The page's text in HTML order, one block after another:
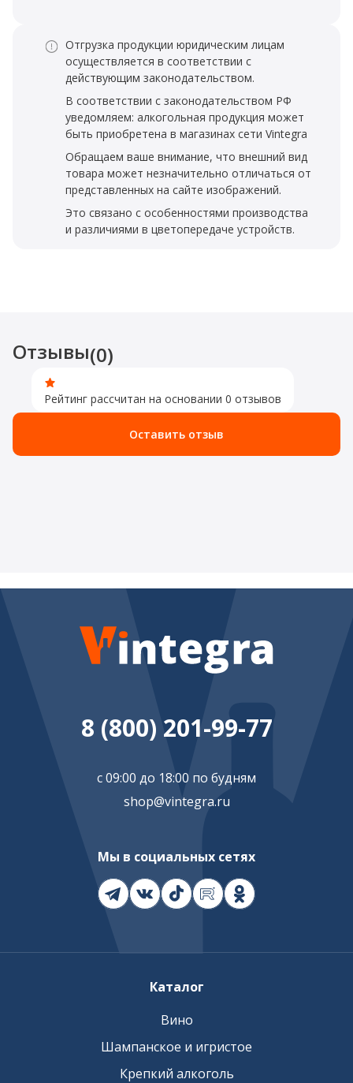
Отгрузка продукции юридическим лицам
осуществляется в соответствии с
действующим законодательством.
В соответствии с законодательством РФ
уведомляем: алкогольная продукция может
быть приобретена в магазинах сети Vintegra
Обращаем ваше внимание, что внешний вид
товара может незначительно отличаться от
представленных на сайте изображений.
Это связано с особенностями производства
и различиями в цветопередаче устройств.
Отзывы(0)
Рейтинг рассчитан на основании 0 отзывов
Оставить отзыв
8 (800) 201-99-77
с 09:00 до 18:00 по будням
shop@vintegra.ru
Мы в социальных сетях
Каталог
Вино
Шампанское и игристое
Крепкий алкоголь